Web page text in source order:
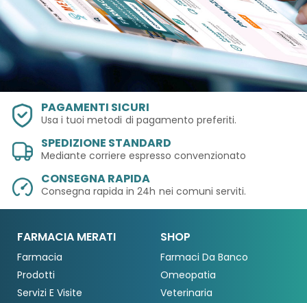
PAGAMENTI SICURI
Usa i tuoi metodi di pagamento preferiti.
SPEDIZIONE STANDARD
Mediante corriere espresso convenzionato
CONSEGNA RAPIDA
Consegna rapida in 24h nei comuni serviti.
FARMACIA MERATI
Farmacia
Prodotti
Servizi E Visite
SHOP
Farmaci Da Banco
Omeopatia
Veterinaria